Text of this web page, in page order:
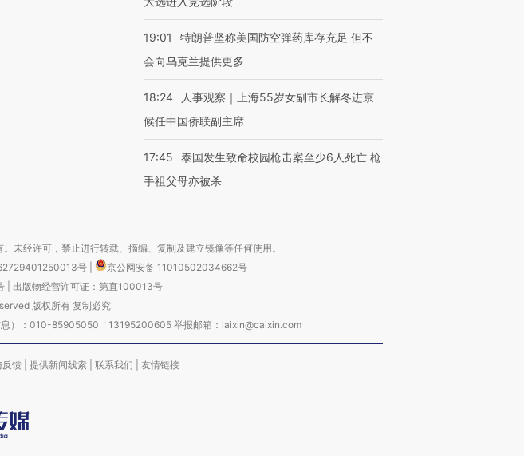
19:01
特朗普坚称美国防空弹药库存充足 但不
会向乌克兰提供更多
18:24
人事观察｜上海55岁女副市长解冬进京
候任中国侨联副主席
17:45
泰国发生致命校园枪击案至少6人死亡 枪
手祖父母亦被杀
未经许可，禁止进行转载、摘编、复制及建立镜像等任何使用。
号
京公网安备 11010502034662号
| 出版物经营许可证：第直100013号
版权所有 复制必究
息）：010-85905050 13195200605 举报邮箱：laixin@caixin.com
馈 提供新闻线索 联系我们 友情链接